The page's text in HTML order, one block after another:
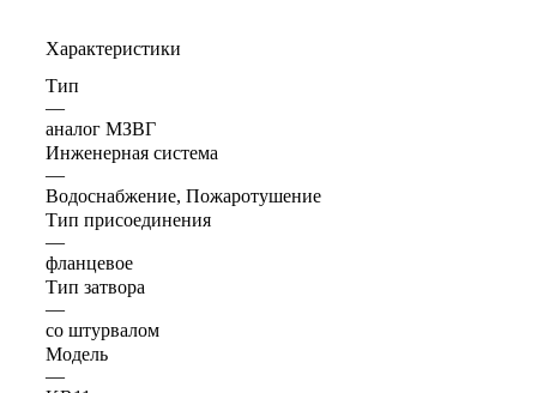
Характеристики
Тип
—
аналог МЗВГ
Инженерная система
—
Водоснабжение, Пожаротушение
Тип присоединения
—
фланцевое
Тип затвора
—
со штурвалом
Модель
—